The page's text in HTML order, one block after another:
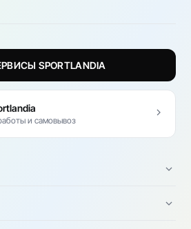
SPORTLANDIA
и самовывоз